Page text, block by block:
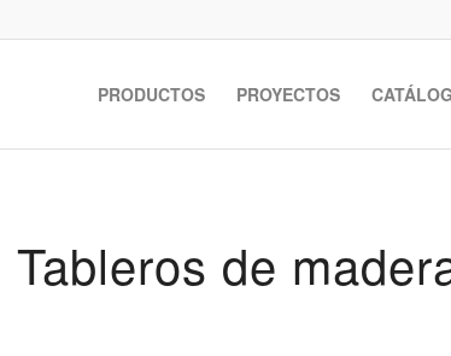
PRODUCTOS PROYECTOS
Tableros de